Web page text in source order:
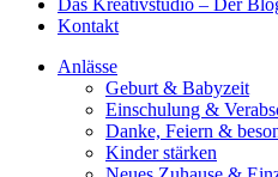
Das Kreativstudio – Der
Kontakt
Anlässe
Geburt & Babyzeit
Einschulung &
Danke, Feiern &
Kinder stärken